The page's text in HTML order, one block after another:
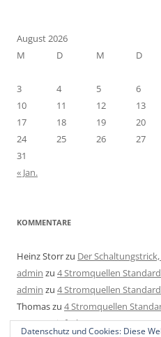
August 2026
M
D M D
3
4 5 6
10
11 12 13
17
18 19 20
24
25 26 27
31
« Jan.
KOMMENTARE
Heinz Storrzu Der
admin zu 4 Stromquellen
admin zu 4 Stromquellen
Thomaszu 4 Stromquellen
MatszuEinfache LED
Datenschutz und Cookies: Diese